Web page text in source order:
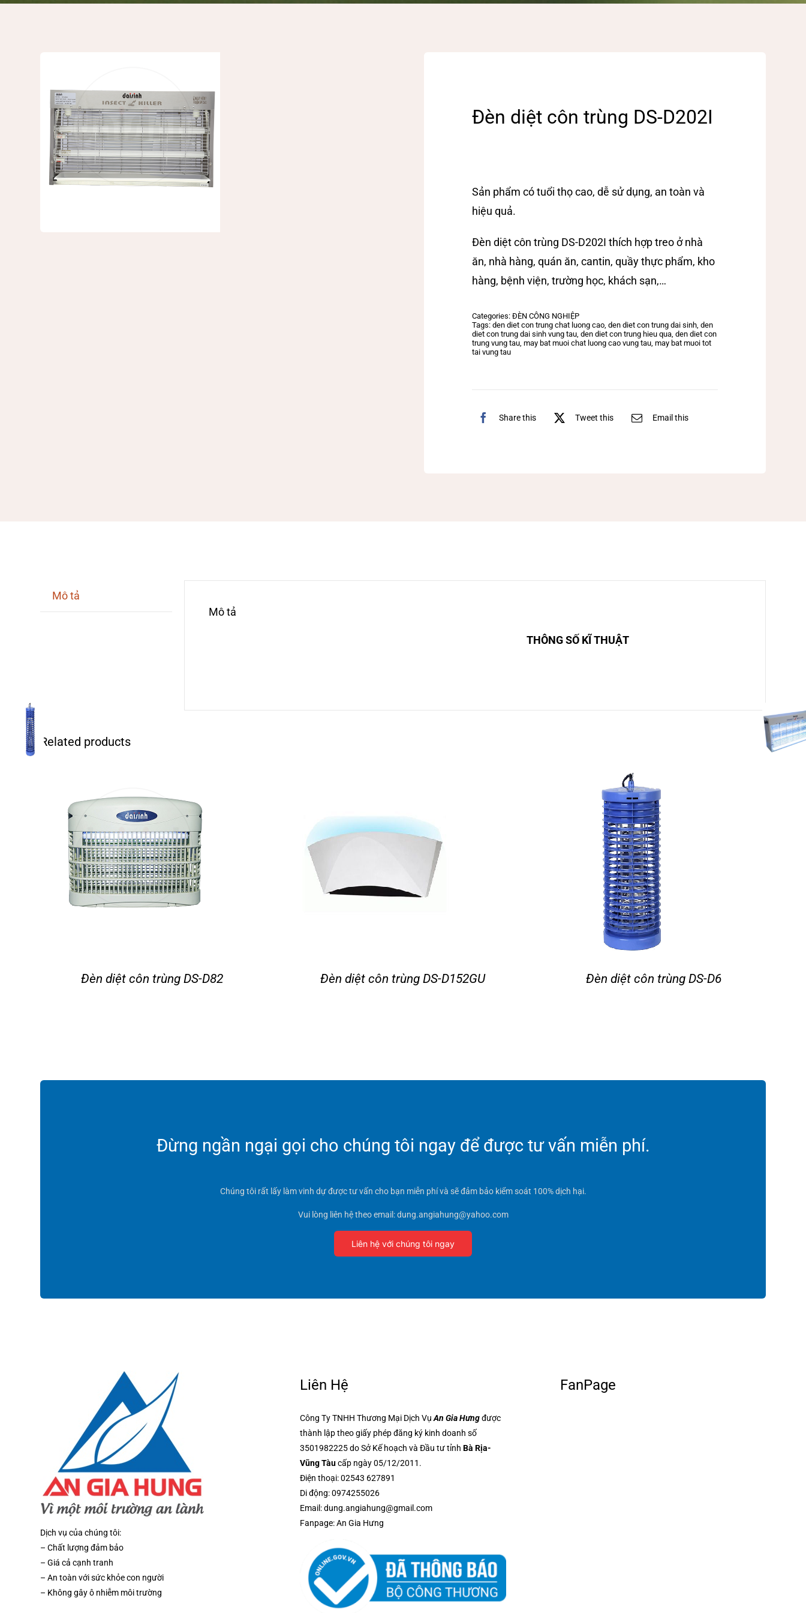
Đèn diệt côn trùng DS-D202I
Sản phẩm có tuổi thọ cao, dễ sử dụng, an toàn và
hiệu quả.
Đèn diệt côn trùng DS-D202I thích hợp treo ở nhà
ăn, nhà hàng, quán ăn, cantin, quầy thực phẩm, kho
hàng, bệnh viện, trường học, khách sạn,…
Categories: ĐÈN CÔNG NGHIỆP
Tags: den diet con trung chat luong cao, den diet con trung dai sinh, den
diet con trung dai sinh vung tau, den diet con trung hieu qua, den diet con
trung vung tau, may bat muoi chat luong cao vung tau, may bat muoi tot
tai vung tau
Share this Tweet this Email this
Mô tả
Mô tả
THÔNG SỐ KĨ THUẬT
Related products
Đèn diệt côn trùng DS-D82 Đèn diệt côn trùng DS-D152GU Đèn diệt côn trùng DS-D6
Đừng ngần ngại gọi cho chúng tôi ngay để được tư vấn miễn phí.
Chúng tôi rất lấy làm vinh dự được tư vấn cho bạn miễn phí và sẽ đảm bảo kiểm soát 100% dịch hại.
Vui lòng liên hệ theo email: dung.angiahung@yahoo.com
Liên hệ với chúng tôi ngay
Dịch vụ của chúng tôi:
– Chất lượng đảm bảo
– Giá cả cạnh tranh
– An toàn với sức khỏe con người
– Không gây ô nhiễm môi trường
Liên Hệ
Công Ty TNHH Thương Mại Dịch Vụ An Gia Hưngđược
thành lập theo giấy phép đăng ký kinh doanh số
3501982225 do Sở Kế hoạch và Đầu tư tỉnhBà Rịa-
Vũng Tàucấp ngày 05/12/2011.
Điện thoại:02543 627891
Di động:0974255026
Email:dung.angiahung@gmail.com
Fanpage:An Gia Hưng
FanPage